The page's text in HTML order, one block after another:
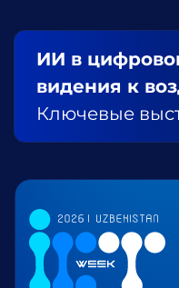
ИИ в
видения к
Ключевые